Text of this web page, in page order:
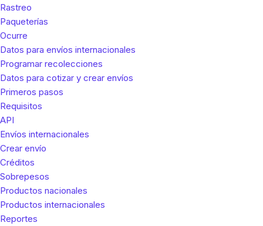
Rastreo
Paqueterías
Ocurre
Datos para envíos internacionales
Programar recolecciones
Datos para cotizar y crear envíos
Primeros pasos
Requisitos
API
Envíos internacionales
Crear envío
Créditos
Sobrepesos
Productos nacionales
Productos internacionales
Reportes